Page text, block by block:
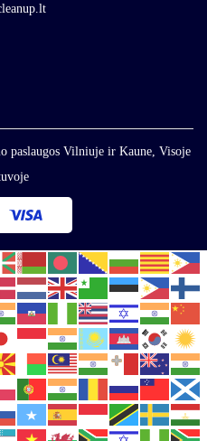
paslaugos Vilniuje ir Kaune, Visoje